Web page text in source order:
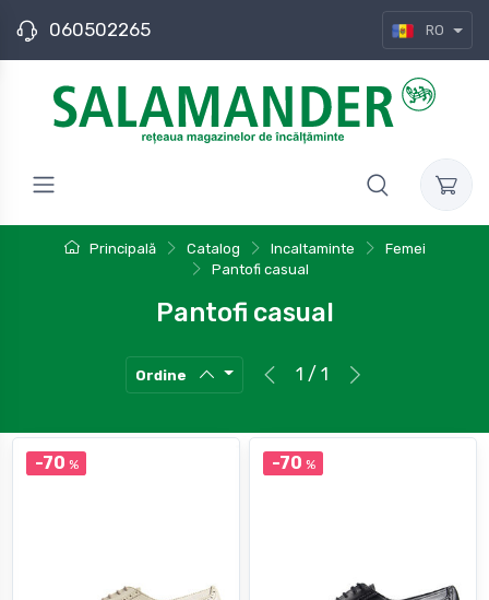
060502265 RO
Principală Catalog Incaltaminte
Femei
Pantofi casual
Pantofi casual
Ordine 1 / 1
-70 % -70 %